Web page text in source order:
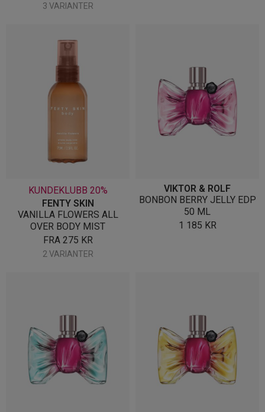
3 VARIANTER
KUNDEKLUBB 20%
FENTY SKIN
VANILLA FLOWERS ALL
OVER BODY MIST
FRA 275 KR
2 VARIANTER
VIKTOR & ROLF
BONBON BERRY JELLY EDP
50 ML
1 185 KR